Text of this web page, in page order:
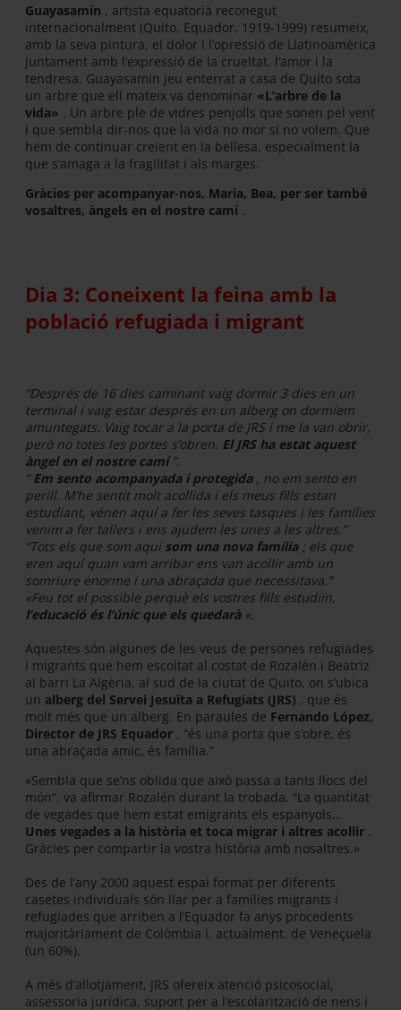
Guayasamín , artista equatorià reconegut
internacionalment (Quito, Equador, 1919-1999) resumeix,
amb la seva pintura, el dolor i l’opressió de Llatinoamèrica
juntament amb l’expressió de la crueltat, l’amor i la
tendresa. Guayasamin jeu enterrat a casa de Quito sota
un arbre que ell mateix va denominar «L’arbre de la
vida» . Un arbre ple de vidres penjolls que sonen pel vent
i que sembla dir-nos que la vida no mor si no volem. Que
hem de continuar creient en la bellesa, especialment la
que s’amaga a la fragilitat i als marges.
Gràcies per acompanyar-nos, Maria, Bea, per ser també
vosaltres, àngels en el nostre camí .
Dia 3: Coneixent la feina amb la
població refugiada i migrant
“Després de 16 dies caminant vaig dormir 3 dies en un
terminal i vaig estar després en un alberg on dormíem
amuntegats. Vaig tocar a la porta de JRS i me la van obrir,
però no totes les portes s’obren. El JRS ha estat aquest
àngel en el nostre camí”.
“Em sento acompanyada i protegida, no em sento en
perill. M’he sentit molt acollida i els meus fills estan
estudiant, vénen aquí a fer les seves tasques i les famílies
venim a fer tallers i ens ajudem les unes a les altres.”
“Tots els que som aquísom una nova família; els que
eren aquí quan vam arribar ens van acollir amb un
somriure enorme i una abraçada que necessitava.”
«Feu tot el possible perquè els vostres fills estudiïn,
l’educació és l’únic que els quedarà«.
Aquestes són algunes de les veus de persones refugiades
i migrants que hem escoltat al costat de Rozalén i Beatriz
al barri La Algèria, al sud de la ciutat de Quito, on s’ubica
un alberg del Servei Jesuïta a Refugiats (JRS) , que és
molt més que un alberg. En paraules de Fernando López,
Director de JRS Equador , “és una porta que s’obre, és
una abraçada amic, és família.”
«Sembla que se’ns oblida que això passa a tants llocs del
món”, va afirmar Rozalén durant la trobada. “La quantitat
de vegades que hem estat emigrants els espanyols…
Unes vegades a la història et toca migrar i altres acollir .
Gràcies per compartir la vostra història amb nosaltres.»
Des de l’any 2000 aquest espai format per diferents
casetes individuals són llar per a famílies migrants i
refugiades que arriben a l’Equador fa anys procedents
majoritàriament de Colòmbia i, actualment, de Veneçuela
(un 60%).
A més d’allotjament, JRS ofereix atenció psicosocial,
assessoria jurídica, suport per a l’escolarització de nens i